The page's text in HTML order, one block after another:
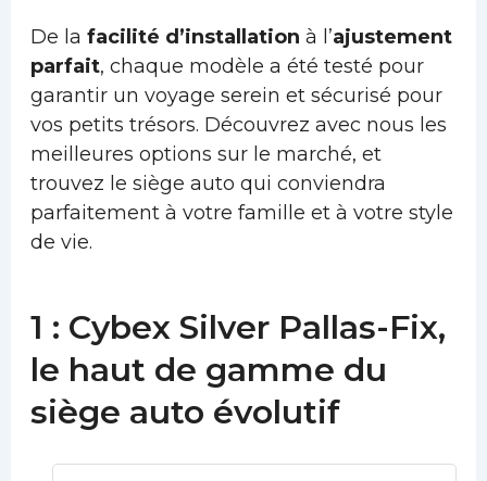
De la facilité d’installation à l’ajustement
parfait, chaque modèle a été testé pour
garantir un voyage serein et sécurisé pour
vos petits trésors. Découvrez avec nous les
meilleures options sur le marché, et
trouvez le siège auto qui conviendra
parfaitement à votre famille et à votre style
de vie.
1 : Cybex Silver Pallas-Fix,
le haut de gamme du
siège auto évolutif